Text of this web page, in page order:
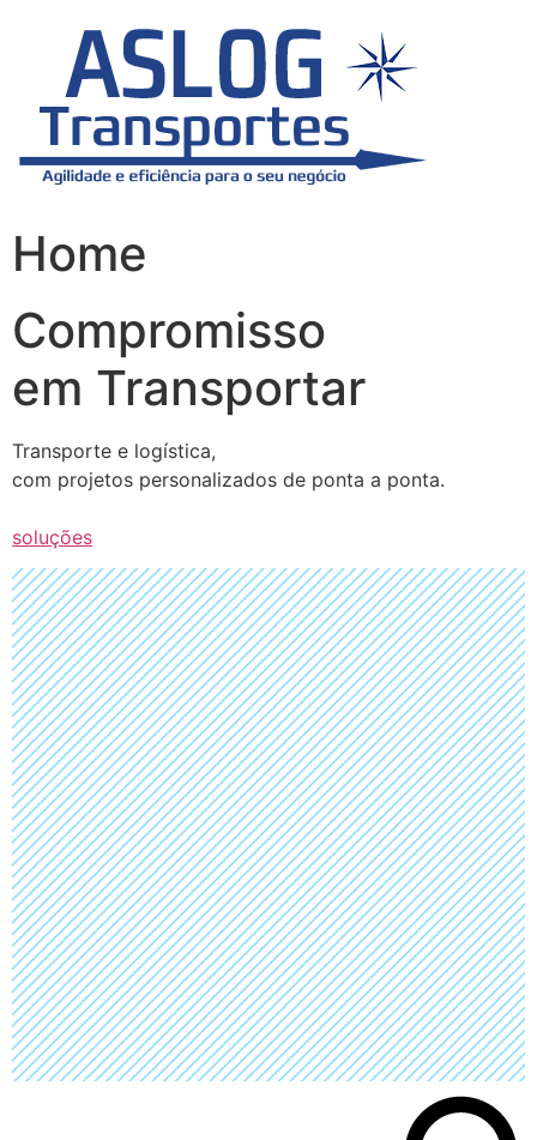
Home
Compromisso
em Transportar
Transporte e logística,
com projetos personalizados de ponta a ponta.
soluções